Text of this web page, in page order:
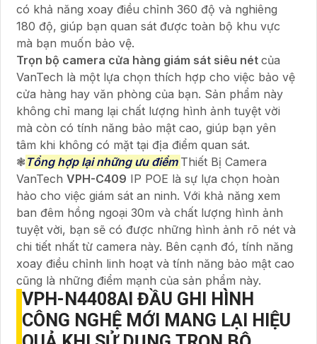
có khả năng xoay điều chỉnh 360 độ và nghiêng
180 độ, giúp bạn quan sát được toàn bộ khu vực
mà bạn muốn bảo vệ.
Trọn bộ camera cửa hàng giám sát siêu nét của
VanTech là một lựa chọn thích hợp cho việc bảo vệ
cửa hàng hay văn phòng của bạn. Sản phẩm này
không chỉ mang lại chất lượng hình ảnh tuyệt vời
mà còn có tính năng bảo mật cao, giúp bạn yên
tâm khi không có mặt tại địa điểm quan sát.
❃ Tổng hợp lại những ưu điểm Thiết Bị Camera
VanTech VPH-C409 IP POE là sự lựa chọn hoàn
hảo cho việc giám sát an ninh. Với khả năng xem
ban đêm hồng ngoại 30m và chất lượng hình ảnh
tuyệt vời, bạn sẽ có được những hình ảnh rõ nét và
chi tiết nhất từ camera này. Bên cạnh đó, tính năng
xoay điều chỉnh linh hoạt và tính năng bảo mật cao
cũng là những điểm mạnh của sản phẩm này.
VPH-N4408AI ĐẦU GHI HÌNH
CÔNG NGHỆ MỚI MANG LẠI HIỆU